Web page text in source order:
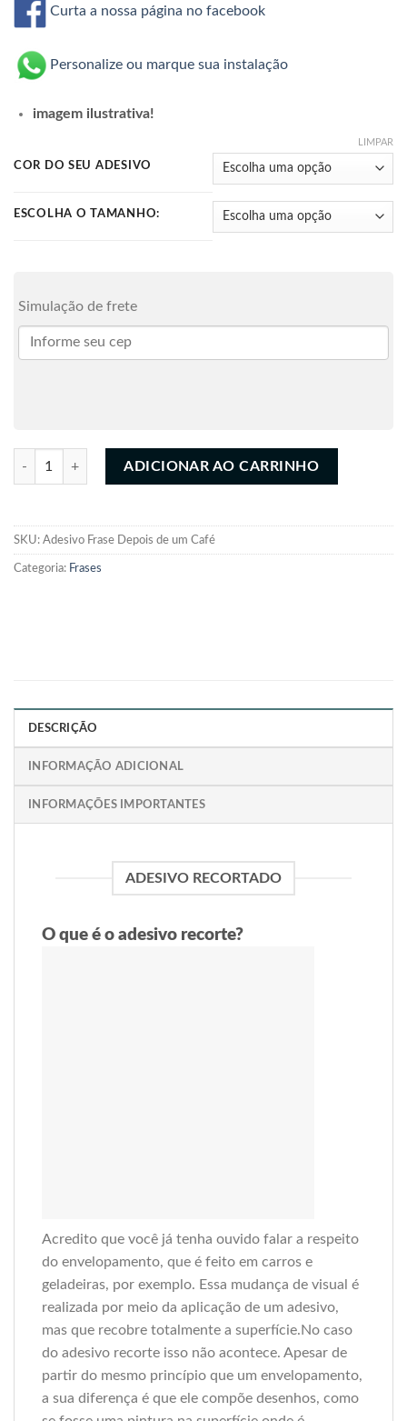
Curta a nossa página no facebook
Personalize ou marque sua instalação
imagem ilustrativa!
COR DO SEU ADESIVO
ESCOLHA O TAMANHO:
LIMPAR
Simulação de frete
ADICIONAR AO CARRINHO
SKU: Adesivo Frase Depois de um Café
Categoria: Frases
DESCRIÇÃO
INFORMAÇÃO ADICIONAL
INFORMAÇÕES IMPORTANTES
ADESIVO RECORTADO
O que é o adesivo recorte?
Acredito que você já tenha ouvido falar a respeito
do envelopamento, que é feito em carros e
geladeiras, por exemplo. Essa mudança de visual é
realizada por meio da aplicação de um adesivo,
mas que recobre totalmente a superfície.No caso
do adesivo recorte isso não acontece. Apesar de
partir do mesmo princípio que um envelopamento,
a sua diferença é que ele compõe desenhos, como